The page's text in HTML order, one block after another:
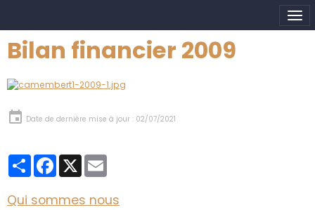
Bilan financier 2009
Date de dernière mise à jour : 02/07/2021
PartagerFacebook
X
Qui sommes nous